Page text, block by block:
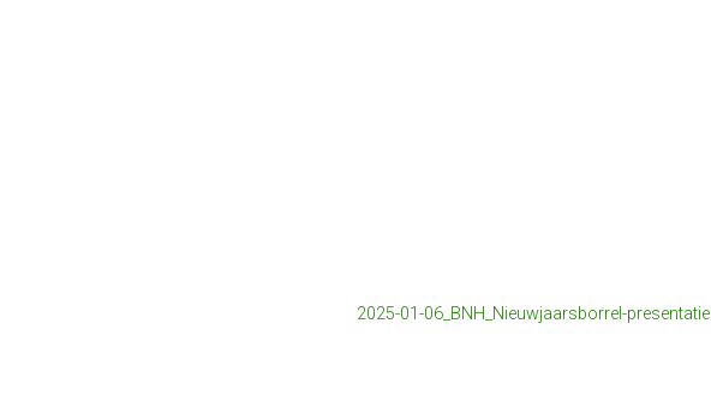
2025-01-06_BNH_Nieuwjaarsborrel-presentatie